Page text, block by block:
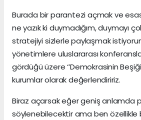
Burada bir parantezi açmak ve
ne yazık ki duymadığım, duymayı
stratejiyi sizlerle paylaşmak
yönetimlere uluslararası
gördüğü üzere ‘’Demokrasinin Beşiği
kurumlar olarak değerlendiririz.
Biraz açarsak eğer geniş anlamda
söylenebilecektir ama ben özellikle